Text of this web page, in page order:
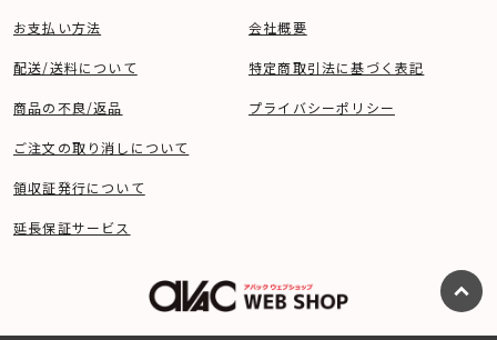
お支払い方法
配送/送料について
商品の不良/返品
ご注文の取り消しについて
領収証発行について
延長保証サービス
会社概要
特定商取引法に基づく表記
プライバシーポリシー